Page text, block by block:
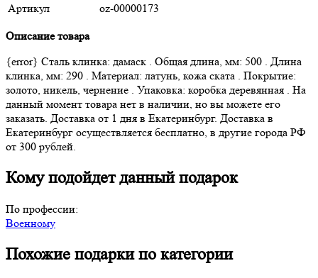
Артикул
oz-00000173
Описание товара
{error} Сталь клинка: дамаск . Общая длина, мм: 500 . Длина
клинка, мм: 290 . Материал: латунь, кожа ската . Покрытие:
золото, никель, чернение . Упаковка: коробка деревянная . На
данный момент товара нет в наличии, но вы можете его
заказать. Доставка от 1 дня в Екатеринбург. Доставка в
Екатеринбург осуществляется бесплатно, в другие города РФ
от 300 рублей.
Кому подойдет данный подарок
По профессии:
Военному
Похожие подарки по категории